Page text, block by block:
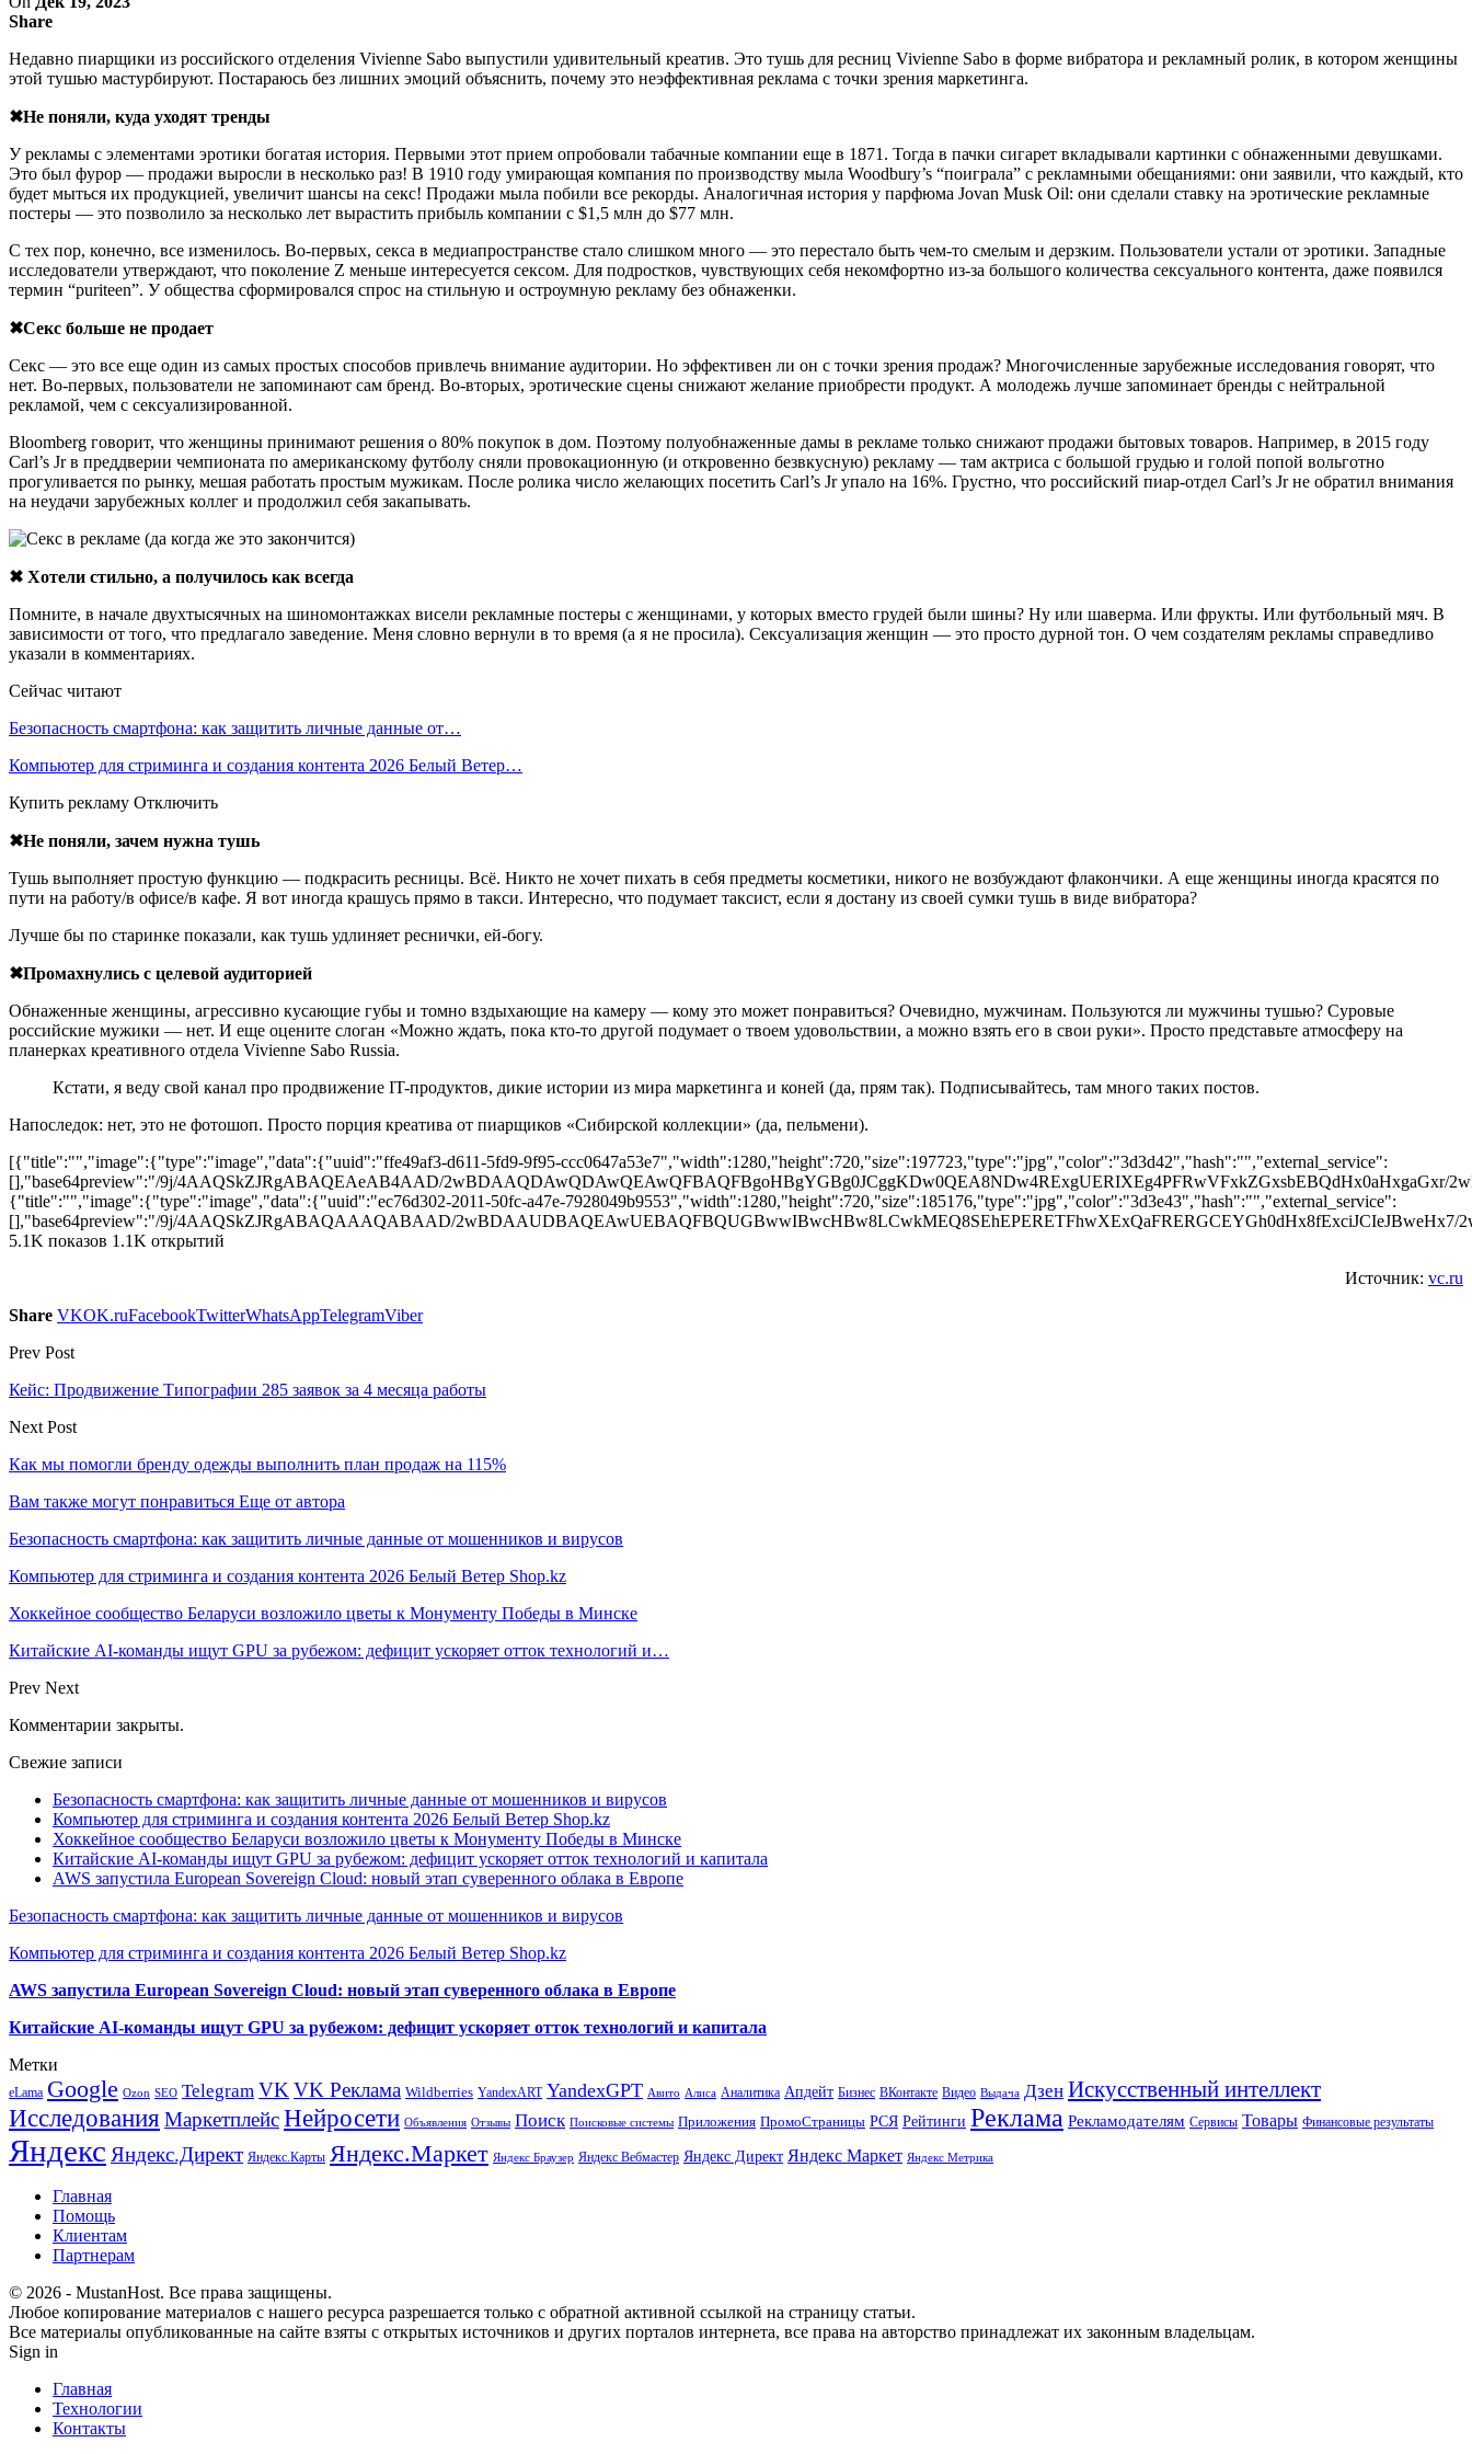
Share
Недавно пиарщики из российского отделения Vivienne Sabo выпустили удивительный креатив. Это тушь для ресниц Vivienne Sabo в форме вибратора и рекламный ролик, в котором женщины
этой тушью мастурбируют. Постараюсь без лишних эмоций объяснить, почему это неэффективная реклама с точки зрения маркетинга.
✖Не поняли, куда уходят тренды
У рекламы с элементами эротики богатая история. Первыми этот прием опробовали табачные компании еще в 1871. Тогда в пачки сигарет вкладывали картинки с обнаженными девушками.
Это был фурор — продажи выросли в несколько раз! В 1910 году умирающая компания по производству мыла Woodbury’s “поиграла” с рекламными обещаниями: они заявили, что каждый, кто
будет мыться их продукцией, увеличит шансы на секс! Продажи мыла побили все рекорды. Аналогичная история у парфюма Jovan Musk Oil: они сделали ставку на эротические рекламные
постеры — это позволило за несколько лет вырастить прибыль компании с $1,5 млн до $77 млн.
С тех пор, конечно, все изменилось. Во-первых, секса в медиапространстве стало слишком много — это перестало быть чем-то смелым и дерзким. Пользователи устали от эротики. Западные
исследователи утверждают, что поколение Z меньше интересуется сексом. Для подростков, чувствующих себя некомфортно из-за большого количества сексуального контента, даже появился
термин “puriteen”. У общества сформировался спрос на стильную и остроумную рекламу без обнаженки.
✖Секс больше не продает
Секс — это все еще один из самых простых способов привлечь внимание аудитории. Но эффективен ли он с точки зрения продаж? Многочисленные зарубежные исследования говорят, что
нет. Во-первых, пользователи не запоминают сам бренд. Во-вторых, эротические сцены снижают желание приобрести продукт. А молодежь лучше запоминает бренды с нейтральной
рекламой, чем с сексуализированной.
Bloomberg говорит, что женщины принимают решения о 80% покупок в дом. Поэтому полуобнаженные дамы в рекламе только снижают продажи бытовых товаров. Например, в 2015 году
Carl’s Jr в преддверии чемпионата по американскому футболу сняли провокационную (и откровенно безвкусную) рекламу — там актриса с большой грудью и голой попой вольготно
прогуливается по рынку, мешая работать простым мужикам. После ролика число желающих посетить Carl’s Jr упало на 16%. Грустно, что российский пиар-отдел Carl’s Jr не обратил внимания
на неудачи зарубежных коллег и продолжил себя закапывать.
✖ Хотели стильно, а получилось как всегда
Помните, в начале двухтысячных на шиномонтажках висели рекламные постеры с женщинами, у которых вместо грудей были шины? Ну или шаверма. Или фрукты. Или футбольный мяч. В
зависимости от того, что предлагало заведение. Меня словно вернули в то время (а я не просила). Сексуализация женщин — это просто дурной тон. О чем создателям рекламы справедливо
указали в комментариях.
Сейчас читают
Безопасность смартфона: как защитить личные данные от…
Компьютер для стриминга и создания контента 2026 Белый Ветер…
Купить рекламу Отключить
✖Не поняли, зачем нужна тушь
Тушь выполняет простую функцию — подкрасить ресницы. Всё. Никто не хочет пихать в себя предметы косметики, никого не возбуждают флакончики. А еще женщины иногда красятся по
пути на работу/в офисе/в кафе. Я вот иногда крашусь прямо в такси. Интересно, что подумает таксист, если я достану из своей сумки тушь в виде вибратора?
Лучше бы по старинке показали, как тушь удлиняет реснички, ей-богу.
✖Промахнулись с целевой аудиторией
Обнаженные женщины, агрессивно кусающие губы и томно вздыхающие на камеру — кому это может понравиться? Очевидно, мужчинам. Пользуются ли мужчины тушью? Суровые
российские мужики — нет. И еще оцените слоган «Можно ждать, пока кто-то другой подумает о твоем удовольствии, а можно взять его в свои руки». Просто представьте атмосферу на
планерках креативного отдела Vivienne Sabo Russia.
Кстати, я веду свой канал про продвижение IT-продуктов, дикие истории из мира маркетинга и коней (да, прям так). Подписывайтесь, там много таких постов.
Напоследок: нет, это не фотошоп. Просто порция креатива от пиарщиков «Сибирской коллекции» (да, пельмени).
[{"title":"","image":{"type":"image","data":{"uuid":"ffe49af3-d611-5fd9-9f95-ccc0647a53e7","width":1280,"height":720,"size":197723,"type":"jpg","color":"3d3d42","hash":"","external_service":
[],"base64preview":"/9j/4AAQSkZJRgABAQEAeAB4AAD/
{"title":"","image":{"type":"image","data":{"uuid":"ec76d302-2011-50fc-a47e-7928049b9553","width":1280,"height":720,"size":185176,"type":"jpg","color":"3d3e43","hash":"","external_service":
[],"base64preview":"/9j/4AAQSkZJRgABAQAAAQABAAD/
5.1K показов 1.1K открытий
Источник: vc.ru
Share VKOK.ruFacebookTwitterWhatsAppTelegramViber
Prev Post
Кейс: Продвижение Типографии 285 заявок за 4 месяца работы
Next Post
Как мы помогли бренду одежды выполнить план продаж на 115%
Вам также могут понравиться Еще от автора
Безопасность смартфона: как защитить личные данные от мошенников и вирусов
Компьютер для стриминга и создания контента 2026 Белый Ветер Shop.kz
Хоккейное сообщество Беларуси возложило цветы к Монументу Победы в Минске
Китайские AI-команды ищут GPU за рубежом: дефицит ускоряет отток технологий и…
Prev Next
Комментарии закрыты.
Свежие записи
Безопасность смартфона: как защитить личные данные от мошенников и вирусов
Компьютер для стриминга и создания контента 2026 Белый Ветер Shop.kz
Хоккейное сообщество Беларуси возложило цветы к Монументу Победы в Минске
Китайские AI-команды ищут GPU за рубежом: дефицит ускоряет отток технологий и капитала
AWS запустила European Sovereign Cloud: новый этап суверенного облака в Европе
Безопасность смартфона: как защитить личные данные от мошенников и вирусов
Компьютер для стриминга и создания контента 2026 Белый Ветер Shop.kz
AWS запустила European Sovereign Cloud: новый этап суверенного облака в Европе
Китайские AI-команды ищут GPU за рубежом: дефицит ускоряет отток технологий и капитала
Метки
eLama Google Ozon SEO Telegram VK VK Реклама Wildberries YandexART YandexGPT Авито Алиса Аналитика Апдейт Бизнес ВКонтакте Видео Выдача Дзен Искусственный интеллект
Исследования МаркетплейсНейросети Объявления Отзывы Поиск Поисковые системы Приложения ПромоСтраницы РСЯ Рейтинги Реклама Рекламодателям Сервисы Товары Финансовые результаты
Яндекс Яндекс.Директ Яндекс.Карты Яндекс.Маркет Яндекс Браузер Яндекс Вебмастер Яндекс Директ Яндекс Маркет Яндекс Метрика
Главная
Помощь
Клиентам
Партнерам
© 2026 - MustanHost. Все права защищены.
Любое копирование материалов с нашего ресурса разрешается только с обратной активной ссылкой на страницу статьи.
Все материалы опубликованные на сайте взяты с открытых источников и других порталов интернета, все права на авторство принадлежат их законным владельцам.
Sign in
Главная
Технологии
Контакты